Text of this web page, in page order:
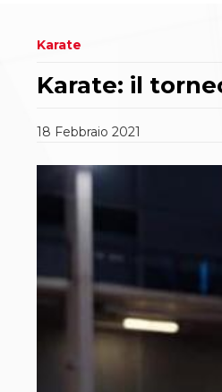
Norme e modulistica
Classifica Società
Documenti e
Sentenze
Sentenze
Sentenze Corte
Karate
Karate: il
18 Febbraio2021